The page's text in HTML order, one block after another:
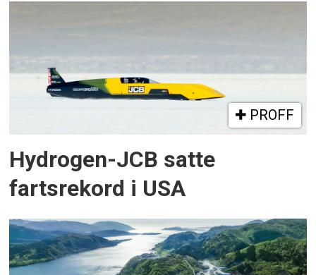
PROFF
Hydrogen-JCB satte
fartsrekord i USA